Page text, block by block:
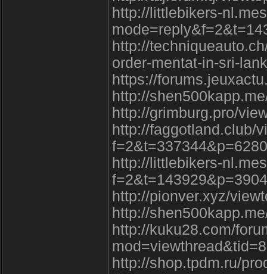
http://littlebikers-
http://
order-mentat-in-sri-
https://
http://
http://grimburg.pro/
http://faggotland.club/
http://littlebikers-
http://pionver.xyz/
http://
http://kuku28.com/
http://shop.tpdm.ru/